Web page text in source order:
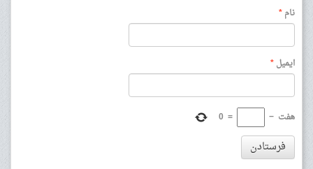
نام*
ایمیل*
هفت −
=
0
فرستادن